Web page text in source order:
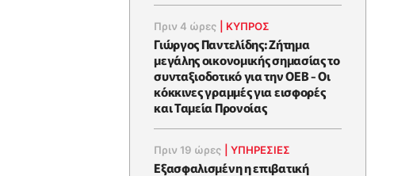
Πριν 4 ώρες ΚΥΠΡΟΣ
Γιώργος Παντελίδης: Ζήτημα
μεγάλης οικονομικής σημασίας το
συνταξιοδοτικό για την ΟΕΒ - Οι
κόκκινες γραμμές για εισφορές
και Ταμεία Προνοίας
Πριν 19 ώρες |ΥΠΗΡΕΣΙΕΣ
Εξασφαλισμένη η επιβατική